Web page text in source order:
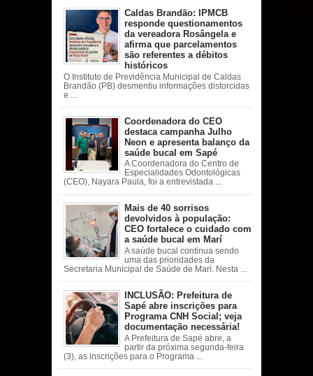
acessadas
Caldas Brandão: IPMCB
responde questionamentos
da vereadora Rosângela e
afirma que parcelamentos
são referentes a débitos
históricos
O Instituto de Previdência Municipal de Caldas
Brandão (PB) desmentiu informações distorcidas
e ...
Coordenadora do CEO
destaca campanha Julho
Neon e apresenta balanço da
saúde bucal em Sapé
A Coordenadora do Centro de
Especialidades Odontológicas
(CEO), Nayara Paula, foi a entrevistada ...
Mais de 40 sorrisos
devolvidos à população:
CEO fortalece o cuidado com
a saúde bucal em Marí
A saúde bucal continua sendo
uma das prioridades da
Secretaria Municipal de Saúde de Marí. Nesta ...
INCLUSÃO: Prefeitura de
Sapé abre inscrições para
Programa CNH Social; veja
documentação necessária!
A Prefeitura de Sapé abre, a
partir da próxima segunda-feira
(3), as inscrições para o Programa ...